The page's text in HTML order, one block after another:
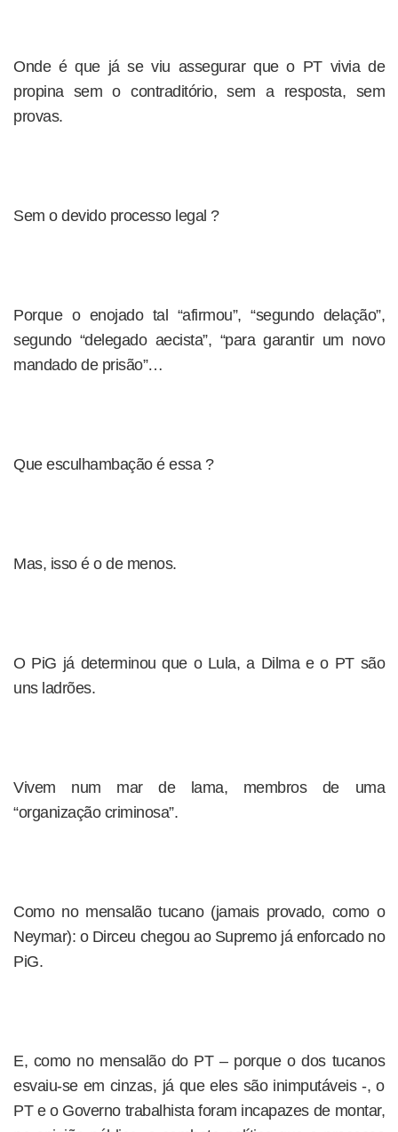
Onde é que já se viu assegurar que o PT vivia de
propina sem o contraditório, sem a resposta, sem
provas.
Sem o devido processo legal ?
Porque o enojado tal “afirmou”, “segundo delação”,
segundo “delegado aecista”, “para garantir um novo
mandado de prisão”…
Que esculhambação é essa ?
Mas, isso é o de menos.
O PiG já determinou que o Lula, a Dilma e o PT são
uns ladrões.
Vivem num mar de lama, membros de uma
“organização criminosa”.
Como no mensalão tucano (jamais provado, como o
Neymar): o Dirceu chegou ao Supremo já enforcado no
PiG.
E, como no mensalão do PT – porque o dos tucanos
esvaiu-se em cinzas, já que eles são inimputáveis -, o
PT e o Governo trabalhista foram incapazes de montar,